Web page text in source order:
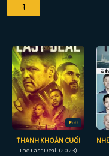
1
Full
THANH KHOẢN CUỐI
The Last Deal (2023)